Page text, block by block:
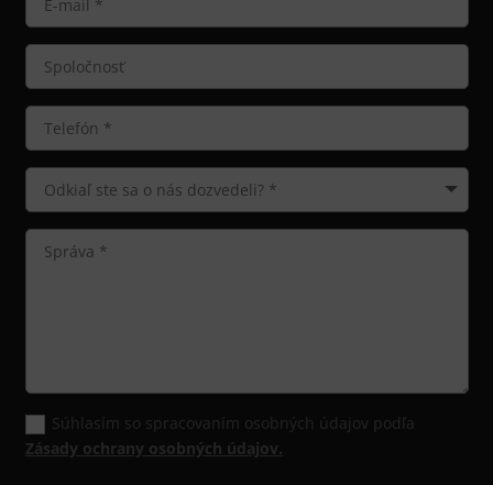
Súhlasím so spracovaním osobných údajov podľa
Zásady ochrany osobných údajov.